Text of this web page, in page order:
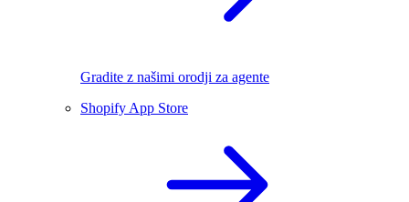
Gradite z našimi orodji za agente
Shopify App Store